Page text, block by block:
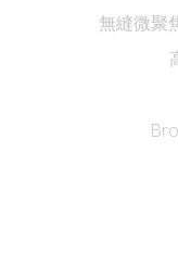
無縫微聚